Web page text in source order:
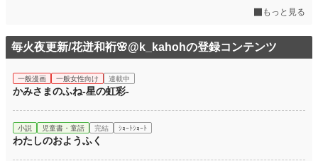
もっと見る
毎火夜更新/花迸和裄🌸@k_kahohの登録コンテンツ
一般漫画 一般女性向け 連載中
かみさまのふね-星の虹彩-
小説 児童書・童話 完結 ｼｮｰﾄｼｮｰﾄ
わたしのおようふく